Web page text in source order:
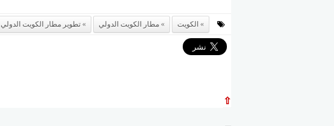
الكويت مطار الكويت الدولي تطوير مطار الكويت الدولي
⇧